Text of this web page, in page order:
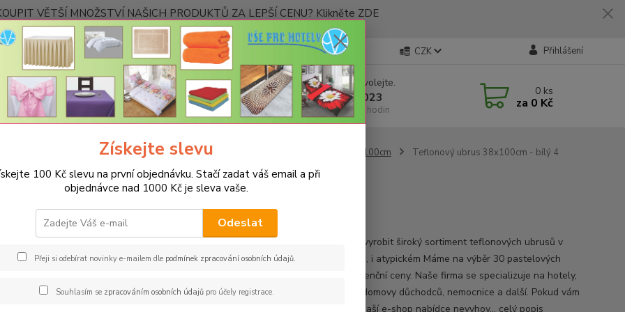
VĚTŠÍ MNOŽSTVÍ NAŠICH PRODUKTŮ ZA LEPŠÍ CENU? Klikněte ZDE
Kontakty CZK Přihlášení
Hledat
Nevíte si rady? Zavolejte.
+420 773 794 023
Pondělí-pátek 9-16 hodin
0 ks
za 0 Kč
Teflonové ubrusy jednobarevné s vodoodpudivou úpravou Rozměr 38x100cm Teflonový ubrus 38x100cm - bílý 4
ubrus 38x100cm - bílý 4
Jsme schopni vám vyrobit široký sortiment teflonových ubrusů v
jakémkoliv rozměru, i atypickém Máme na výběr 30 pastelových
barev a bezkonkurenční ceny. Naše firma se specializuje na hotely,
restaurace, školy, domovy důchodců, nemocnice a další. Pokud vám
rozměry ubrusů v naší e-shop nabídce nevyhov... celý popis
Získejte slevu
100 Kč slevu na první objednávku. Stačí zadat váš email a při
objednávce nad 1000 Kč je sleva vaše.
Odeslat
Přeji si odebírat novinky e-mailem dle podmínek zpracování osobních údajů.
Souhlasím se zpracováním osobních údajůpro účely registrace.